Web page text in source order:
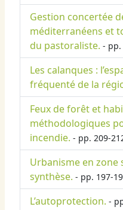
Gestion concertée
méditerranéens et
du pastoraliste. - pp.
Les calanques :
fréquenté de la
Feux de forêt et
méthodologiques
incendie. - pp. 209-
Urbanisme en zone
synthèse. - pp. 197-
L’autoprotection. -